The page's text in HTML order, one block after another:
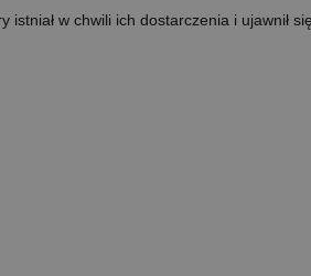
w chwili ich dostarczenia i ujawnił